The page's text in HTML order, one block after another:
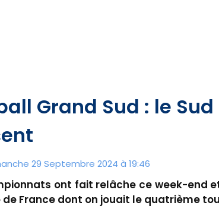
Grand Sud : le
29 Septembre 2024 à 19:46
ont fait relâche ce week-end
de France dont on jouait le quatrième